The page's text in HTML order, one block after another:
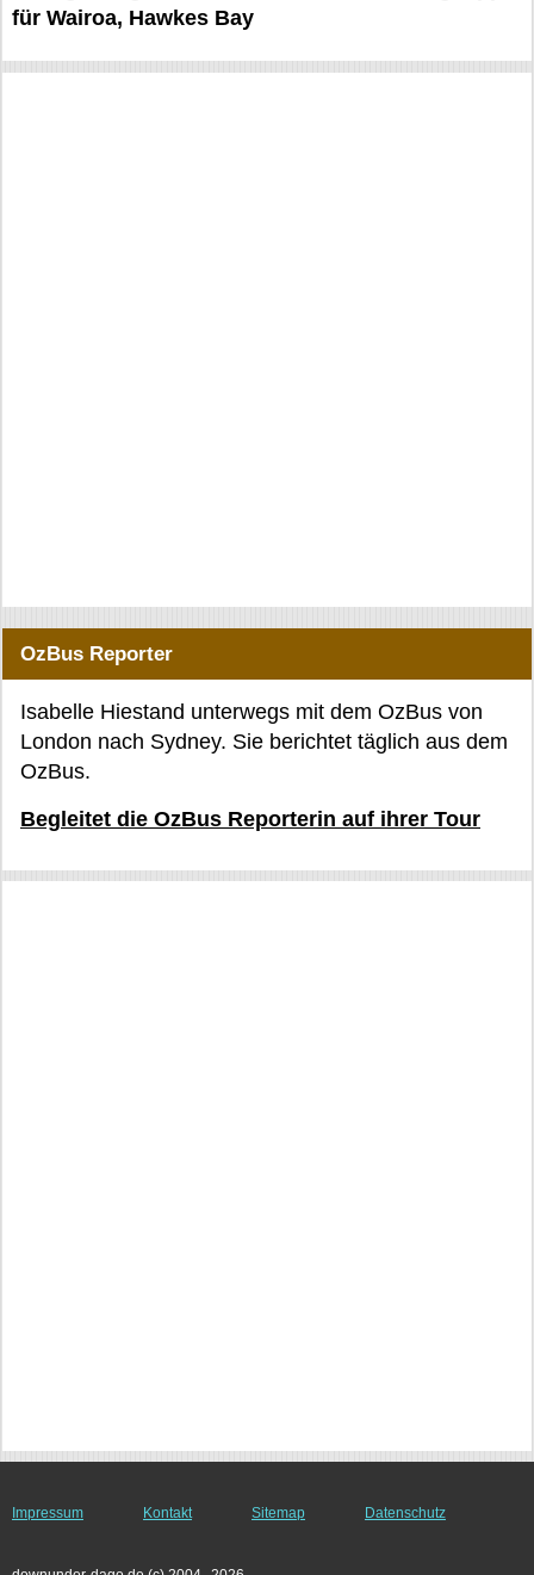
für Wairoa, Hawkes Bay
OzBus Reporter
Isabelle Hiestand unterwegs mit dem OzBus von
London nach Sydney. Sie berichtet täglich aus dem
OzBus.
Begleitet die OzBus Reporterin auf ihrer Tour
Impressum Kontakt Sitemap Datenschutz